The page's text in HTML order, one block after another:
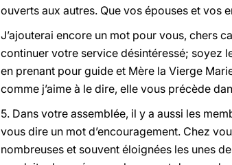
ouverts aux autres. Que vos épouses et vos
J’ajouterai encore un mot pour vous, chers
continuer votre service désintéressé; soyez
en prenant pour guide et Mère la Vierge
comme j’aime à le dire, elle vous précède
5. Dans votre assemblée, il y a aussi les
vous dire un mot d’encouragement. Chez
nombreuses et souvent éloignées les unes